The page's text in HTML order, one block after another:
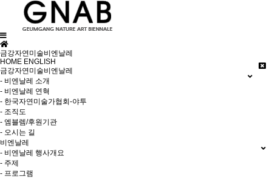
금강자연미술비엔날레
HOME ENGLISH
금강자연미술비엔날레
- 비엔날레 소개
- 비엔날레 연혁
- 한국자연미술가협회-야투
- 조직도
- 엠블렘/후원기관
- 오시는 길
비엔날레
- 비엔날레 행사개요
- 주제
- 프로그램